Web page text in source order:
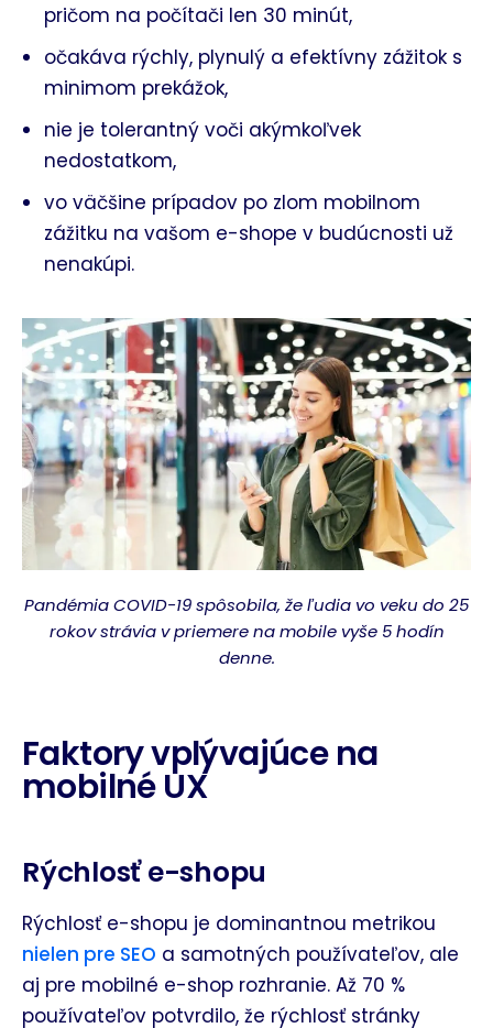
pričom na počítači len 30 minút,
očakáva rýchly, plynulý a efektívny zážitok s
minimom prekážok,
nie je tolerantný voči akýmkoľvek
nedostatkom,
vo väčšine prípadov po zlom mobilnom
zážitku na vašom e-shope v budúcnosti už
nenakúpi.
Pandémia COVID-19 spôsobila, že ľudia vo veku do 25
rokov strávia v priemere na mobile vyše 5 hodín
denne.
Faktory vplývajúce na
mobilné UX
Rýchlosť e-shopu
Rýchlosť e-shopu je dominantnou metrikou
nielen pre SEO a samotných používateľov, ale
aj pre mobilné e-shop rozhranie. Až 70 %
používateľov potvrdilo, že rýchlosť stránky